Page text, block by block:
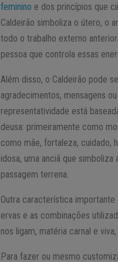
feminino e dos princípios que
Caldeirão simboliza o útero, o
todo o trabalho externo
pessoa que controla essas
Além disso, o Caldeirão pode
agradecimentos, mensagens
representatividade está
deusa: primeiramente como
como mãe, fortaleza, cuidado,
idosa, uma anciã que
passagem terrena.
Outra característica
ervas e as combinações
nos ligam, matéria carnal e
Para fazer ou mesmo